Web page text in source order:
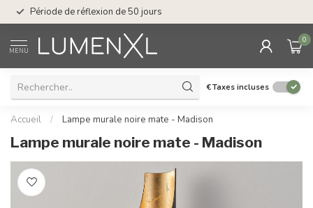
Période de réflexion de 50 jours
MENU
0
€Taxes incluses
Accueil / Lampe murale noire mate - Madison
Lampe murale noire mate - Madison